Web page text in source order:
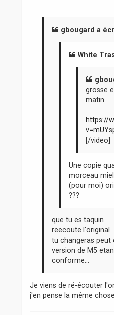
gbougard a
White
grosse
matin
https://
[/video]
Une copie
morceau
(pour moi)
???
que tu es taquin
reecoute l'original
tu changeras peut
version de M5
conforme...
Je viens de ré-écouter
j'en pense la même